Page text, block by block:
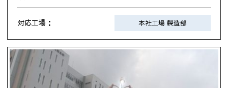
対応工場： 本社工場 製造部